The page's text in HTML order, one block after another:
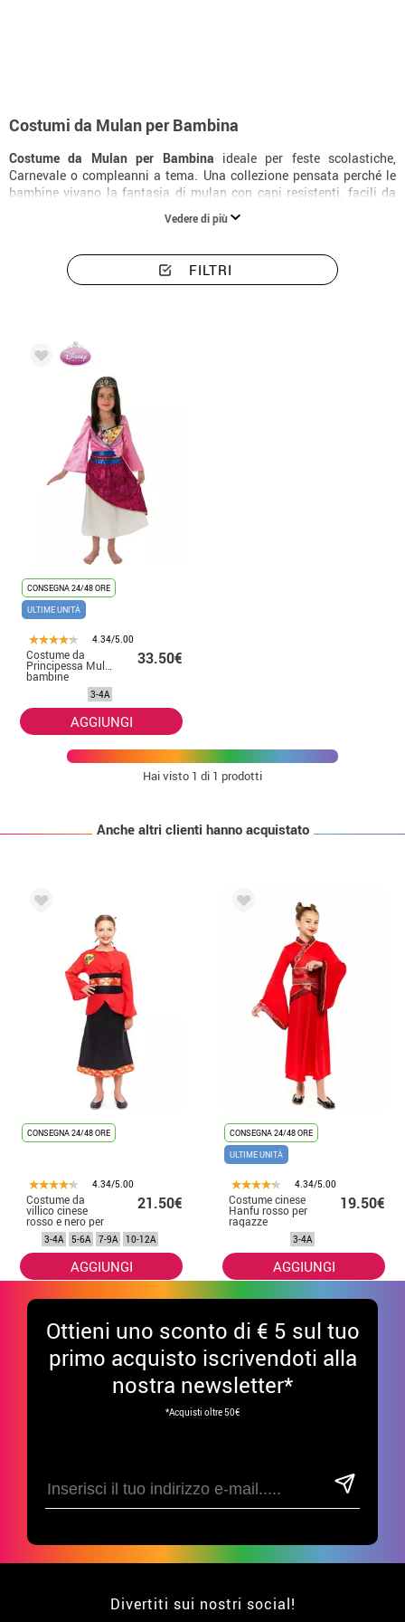
Costumi da Mulan per Bambina
Costume da Mulan per Bambina ideale per feste scolastiche,
Carnevale o compleanni a tema. Una collezione pensata perché le
bambine vivano la fantasia di mulan con capi resistenti, facili da
indossare e con una finitura molto realistica.
Vedere di più
FILTRI
CONSEGNA 24/48 ORE
ULTIME UNITÀ
4.34/5.00
Costume da
Principessa Mulan per
bambine
33.50€
3-4A
AGGIUNGI
Hai visto 1 di 1 prodotti
Anche altri clienti hanno acquistato
CONSEGNA 24/48 ORE
4.34/5.00
Costume da
villico cinese
rosso e nero per
bambina
21.50€
3-4A 5-6A 7-9A 10-12A
AGGIUNGI
CONSEGNA 24/48 ORE
ULTIME UNITÀ
4.34/5.00
Costume cinese
Hanfu rosso per
ragazze
19.50€
3-4A
AGGIUNGI
Ottieni uno sconto di € 5 sul tuo
primo acquisto iscrivendoti alla
nostra newsletter*
*Acquisti oltre 50€
Divertiti sui nostri social!